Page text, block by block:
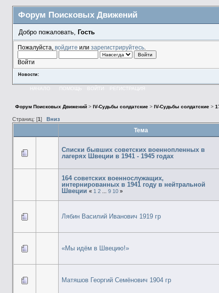
Форум Поисковых Движений
Добро пожаловать, Гость
Пожалуйста, войдите или зарегистрируйтесь.
Войти
Новости:
НАЧАЛО ПОМОЩЬ ВОЙТИ РЕГИСТРАЦИЯ
Форум Поисковых Движений> IV-Судьбы солдатские> IV-Судьбы солдатские>
Страниц: [1 ] Вниз
Тема
Списки бывших советских военнопленных в
лагерях Швеции в 1941 - 1945 годах
164 советских военнослужащих,
интернированных в 1941 году в нейтральной
Швеции « 1 2... 9 10»
Лябин Василий Иванович 1919 гр
«Мы идём в Швецию!»
Матяшов Георгий Семёнович 1904 гр